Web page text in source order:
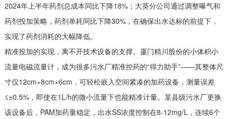
2024年上半年药剂总成本同比下降18%；大英分公司通过调整曝气和
药剂投加策略，药剂单耗同比下降30%，在确保出水达标的前提下，
实现了药剂消耗的大幅降低。
精准投加的实现，离不开技术设备的支撑。厦门精川股份的小体积小
流量电磁流量计，成为很多污水厂精准控药的“得力助手”——其整体尺
寸仅12cm×8cm×6cm，可轻松嵌入空间紧凑的加药设备，测量误差
≤±0.5%，即使在1L/h的微小流量下也能精准计量。某县级污水厂更换
该设备后，PAM加药量稳定，出水SS浓度控制在8-12mg/L，连续6个